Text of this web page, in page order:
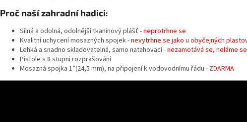
Proč naší zahradní hadici:
Silná a odolná, odolnější tkaninový plášť -neprotrhne se
Kvalitní uchycení mosazných spojek -nevytrhne se jako u obyčejných
Lehká a snadno skladovatelná, samo natahovací -nezamotává se, neláme se
Pistole s 8 stupni rozprašování
Mosazná spojka 1”(24,5 mm), na připojení k vodovodnímu řádu - ZDARMA